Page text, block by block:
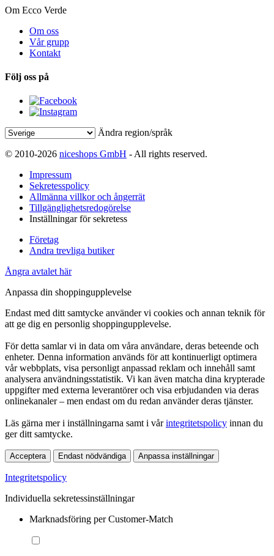
Om Ecco Verde
Om oss
Vår grupp
Kontakt
Följ oss på
Ändra region/språk
© 2010-2026 niceshops GmbH - All rights reserved.
Impressum
Sekretesspolicy
Allmänna villkor och ångerrät
Tillgänglighetsredogörelse
Inställningar för sekretess
Företag
Andra trevliga butiker
Ångra avtalet här
Anpassa din shoppingupplevelse
Endast med ditt samtycke använder vi cookies och annan teknik för
att ge dig en personlig shoppingupplevelse.
För detta samlar vi in data om våra användare, deras beteende och
enheter. Denna information används för att kontinuerligt optimera
vår webbplats, visa personligt anpassad reklam och innehåll samt
analysera användningsstatistik. Vi kan även matcha dina krypterade
uppgifter med externa leverantörer och visa erbjudanden via deras
onlinekanaler – men endast om du redan använder deras tjänster.
Läs gärna mer i inställningarna samt i vårintegritetspolicy innan du
ger ditt samtycke.
Acceptera Endast nödvändiga Anpassa inställningar
Integritetspolicy
Individuella sekretessinställningar
Marknadsföring per Customer-Match